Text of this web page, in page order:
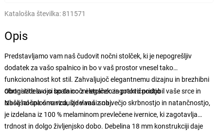
Kataloška številka: 811571
Opis
Predstavljamo vam naš čudovit nočni stolček, ki je nepogrešljiv
dodatek za vašo spalnico in bo v vaš prostor vnesel tako
funkcionalnost kot stil. Zahvaljujoč elegantnemu dizajnu in brezhibni
obrtni izdelavi si bo ta nočni stolček zagotovo pridobil vaše srce in
izboljšal splošno vzdušje v vaši sobi.
Obogatite svojo spalnico z eleganco in praktičnostjo
Naša nočna omarica, izdelana z največjo skrbnostjo in natančnostjo,
je izdelana iz 100 % melaminom prevlečene ivernice, ki zagotavlja
trdnost in dolgo življenjsko dobo. Debelina 18 mm konstrukciji daje